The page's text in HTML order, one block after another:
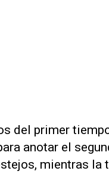
del primer
anotar el
mientras